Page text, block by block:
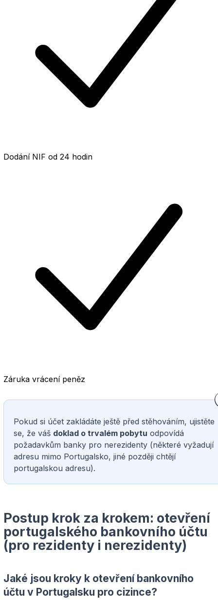
Dodání NIF od 24 hodin
Záruka vrácení peněz
Pokud si účet zakládáte ještě před stěhováním, ujistěte
se, že váš doklad o trvalém pobytu odpovídá
požadavkům banky pro nerezidenty (některé vyžadují
adresu mimo Portugalsko, jiné později chtějí
portugalskou adresu).
Postup krok za krokem: otevření
portugalského bankovního účtu
(pro rezidenty i nerezidenty)
Jaké jsou kroky k otevření bankovního
účtu v Portugalsku pro cizince?